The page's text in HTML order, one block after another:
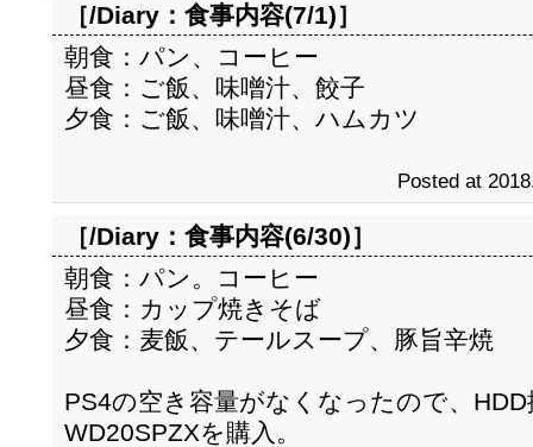
［/Diary： 食事内容(7/1)］
朝食：パン、コーヒー
昼食：ご飯、味噌汁、餃子
夕食：ご飯、味噌汁、ハムカツ
Posted at
［/Diary： 食事内容(6/30)］
朝食：パン。コーヒー
昼食：カップ焼きそば
夕食：麦飯、テールスープ、豚旨辛焼
PS4の空き容量がなくなったので、
WD20SPZXを購入。